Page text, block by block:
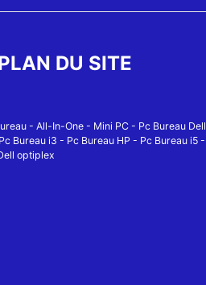
DU SITE
- All-In-One- Mini PC- Pc Bureau Dell
Pc Bureau i3 - Pc Bureau HP - Pc Bureau i5-
optiplex